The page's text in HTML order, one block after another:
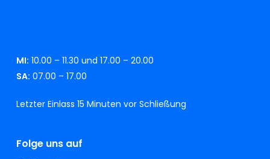
MI: 10.00 – 11.30 und 17.00 – 20.00
SA: 07.00 – 17.00
Letzter Einlass 15 Minuten vor Schließung
Folge uns auf